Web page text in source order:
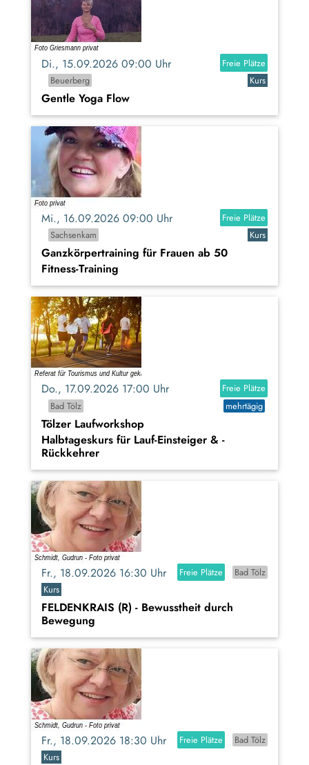
Di., 15.09.2026 09:00 Uhr
Freie Plätze
Beuerberg
Kurs
Gentle Yoga Flow
Mi., 16.09.2026 09:00 Uhr
Freie Plätze
Sachsenkam
Kurs
Ganzkörpertraining für Frauen ab 50
Fitness-Training
Do., 17.09.2026 17:00 Uhr
Freie Plätze
Bad Tölz
mehrtägig
Tölzer Laufworkshop
Halbtageskurs für Lauf-Einsteiger & -
Rückkehrer
Fr., 18.09.2026 16:30 Uhr Freie Plätze
Bad Tölz
Kurs
FELDENKRAIS (R) - Bewusstheit durch
Bewegung
Fr., 18.09.2026 18:30 Uhr Freie Plätze
Bad Tölz
Kurs